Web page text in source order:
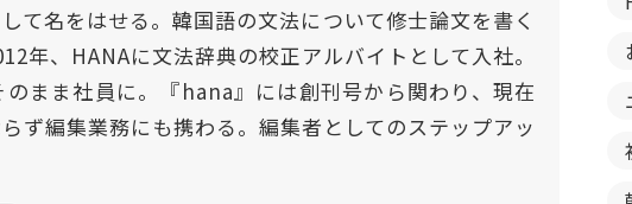
て名をはせる。韓国語の文法について修士論文を書く
年、HANAに文法辞典の校正アルバイトとして入社。
のまま社員に。『hana』には創刊号から関わり、現在
ず編集業務にも携わる。編集者としてのステップアッ